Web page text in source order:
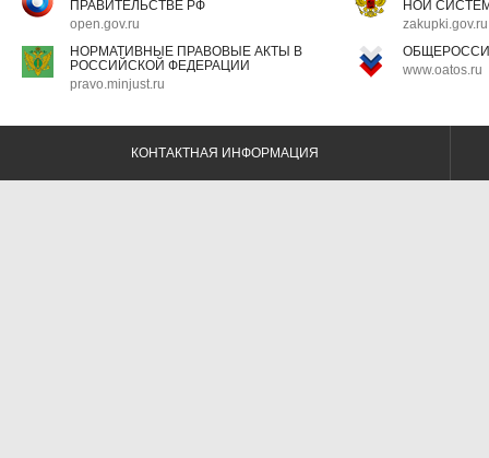
ПРАВИТЕЛЬСТВЕ РФ
open.gov.ru
НОЙ
zakupki.gov.ru
НОРМАТИВНЫЕ ПРАВОВЫЕ АКТЫ В
РОССИЙСКОЙ ФЕДЕРАЦИИ
pravo.minjust.ru
www.oatos.ru
КОНТАКТНАЯ ИНФОРМАЦИЯ